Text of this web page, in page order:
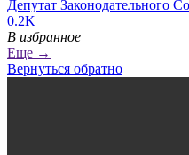
Депутат Законодательного
0.2K
В избранное
Еще →
Вернуться обратно